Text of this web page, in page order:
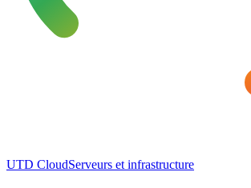
UTD CloudServeurs et infrastructure